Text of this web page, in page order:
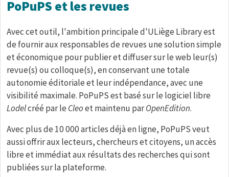
PoPuPS et les revues
Avec cet outil, l'ambition principale d'ULiège Library est
de fournir aux responsables de revues une solution simple
et économique pour publier et diffuser sur le web leur(s)
revue(s) ou colloque(s), en conservant une totale
autonomie éditoriale et leur indépendance, avec une
visibilité maximale. PoPuPS est basé sur le logiciel libre
Lodelcréé par le Cleoet maintenu parOpenEdition.
Avec plus de 10 000 articles déjà en ligne, PoPuPS veut
aussi offrir aux lecteurs, chercheurs et citoyens, un accès
libre et immédiat aux résultats des recherches qui sont
publiées sur la plateforme.